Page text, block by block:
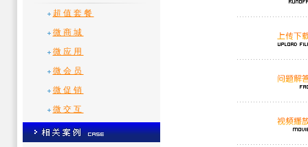
超值套餐
微商城
微应用
微会员
微促销
微交互